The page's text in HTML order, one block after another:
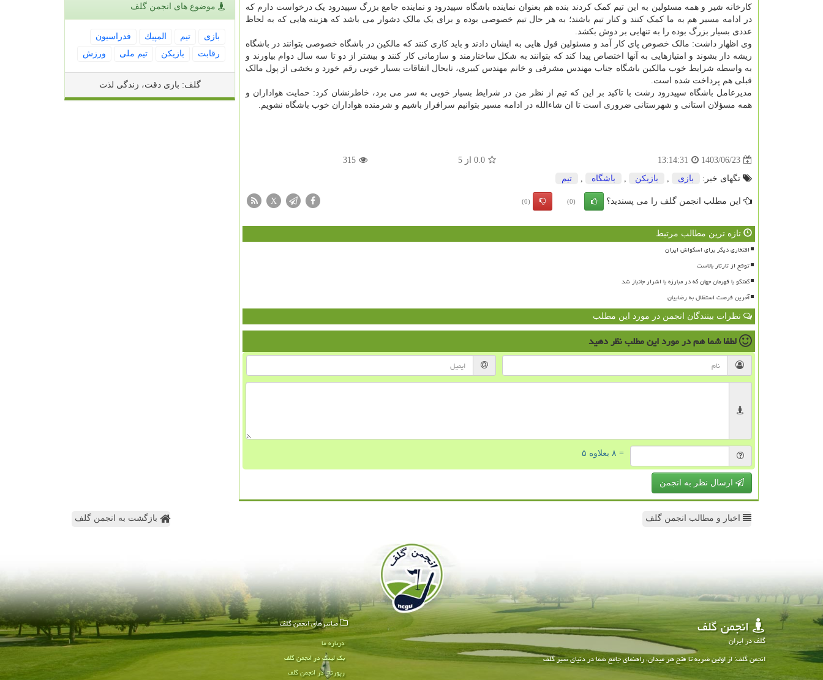
کارخانه شیر و همه مسئولین به این تیم کمک کردند بنده هم بعنوان نماینده باشگاه سپیدرود و نماینده جامع بزرگ سپیدرود یک درخواست دارم که
در ادامه مسیر هم به ما کمک کنند و کنار تیم باشند؛ به هر حال تیم خصوصی بوده و برای یک مالک دشوار می باشد که هزینه هایی که به لحاظ
عددی بسیار بزرگ بوده را به تنهایی بر دوش بکشد.
وی اظهار داشت: مالک خصوص پای کار آمد و مسئولین قول هایی به ایشان دادند و باید کاری کنند که مالکین در باشگاه خصوصی بتوانند در باشگاه
ریشه دار بشوند و امتیازهایی به آنها اختصاص پیدا کند که بتوانند به شکل ساختارمند و سازمانی کار کنند و بیشتر از دو تا سه سال دوام بیاورند و
به واسطه شرایط خوب مالکین باشگاه جناب مهندس مشرفی و خانم مهندس کبیری، تابحال اتفاقات بسیار خوبی رقم خورد و بخشی از پول مالک
قبلی هم پرداخت شده است.
مدیرعامل باشگاه سپیدرود رشت با تاکید بر این که تیم از نظر من در شرایط بسیار خوبی به سر می برد، خاطرنشان کرد: حمایت هواداران و
همه مسؤلان استانی و شهرستانی ضروری است تا ان شاءالله در ادامه مسیر بتوانیم سرافراز باشیم و شرمنده هواداران خوب باشگاه نشویم.
1403/06/23
13:14:31
0.0 از5
315
تگهای خبر: بازی , بازیكن , باشگاه , تیم
این مطلب انجمن گلف را می پسندید؟ (0)
(0)
X
تازه ترین مطالب مرتبط
افتخاری دیگر برای اسکواش ایران
توقع از تارتار بالاست
گفتگو با قهرمان جهان که در مبارزه با اشرار جانباز شد
آخرین فرصت استقلال به رضاییان
نظرات بینندگان انجمن در مورد این مطلب
لطفا شما همدر مورد این مطلبنظر دهید
= ۸ بعلاوه ۵
ارسال نظر به انجمن
موضوع های انجمن گلف
بازی تیم المپیك
فدراسیون
رقابت
بازیكن تیم ملی ورزش
گلف: بازی دقت، زندگی لذت
اخبار و مطالب انجمن گلف بازگشت به انجمن گلف
انجمن گلف
گلف در ایران
انجمن گلف: از اولین ضربه تا فتح هر میدان، راهنمای جامع شما در دنیای سبز گلف
میانبرهای انجمن گلف
درباره ما
بک لینک در انجمن گلف
رپورتاژ در انجمن گلف